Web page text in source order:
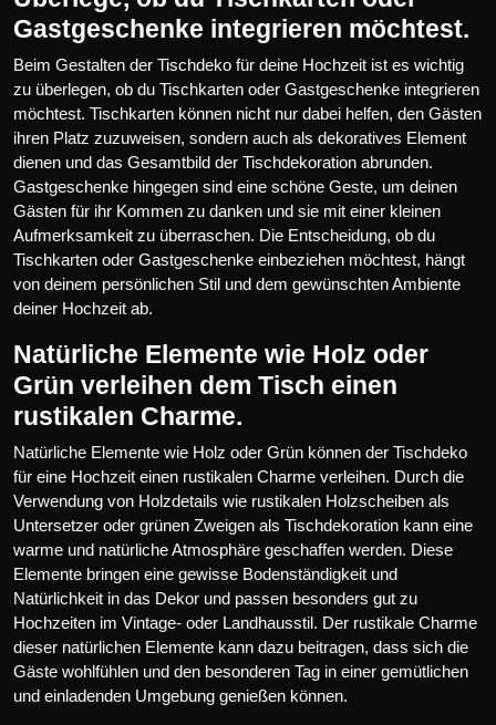
Gastgeschenke integrieren möchtest.
Beim Gestalten der Tischdeko für deine Hochzeit ist es wichtig
zu überlegen, ob du Tischkarten oder Gastgeschenke integrieren
möchtest. Tischkarten können nicht nur dabei helfen, den Gästen
ihren Platz zuzuweisen, sondern auch als dekoratives Element
dienen und das Gesamtbild der Tischdekoration abrunden.
Gastgeschenke hingegen sind eine schöne Geste, um deinen
Gästen für ihr Kommen zu danken und sie mit einer kleinen
Aufmerksamkeit zu überraschen. Die Entscheidung, ob du
Tischkarten oder Gastgeschenke einbeziehen möchtest, hängt
von deinem persönlichen Stil und dem gewünschten Ambiente
deiner Hochzeit ab.
Natürliche Elemente wie Holz oder
Grün verleihen dem Tisch einen
rustikalen Charme.
Natürliche Elemente wie Holz oder Grün können der Tischdeko
für eine Hochzeit einen rustikalen Charme verleihen. Durch die
Verwendung von Holzdetails wie rustikalen Holzscheiben als
Untersetzer oder grünen Zweigen als Tischdekoration kann eine
warme und natürliche Atmosphäre geschaffen werden. Diese
Elemente bringen eine gewisse Bodenständigkeit und
Natürlichkeit in das Dekor und passen besonders gut zu
Hochzeiten im Vintage- oder Landhausstil. Der rustikale Charme
dieser natürlichen Elemente kann dazu beitragen, dass sich die
Gäste wohlfühlen und den besonderen Tag in einer gemütlichen
und einladenden Umgebung genießen können.